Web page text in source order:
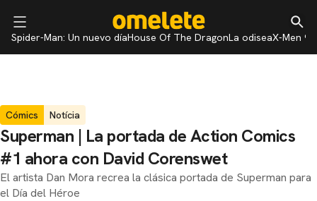
Spider-Man: Un nuevo díaHouse Of The DragonLa odiseaX-Men 97
Cómics Notícia
Superman | La portada de Action Comics
#1 ahora con David Corenswet
El artista Dan Mora recrea la clásica portada de Superman para
el Día del Héroe